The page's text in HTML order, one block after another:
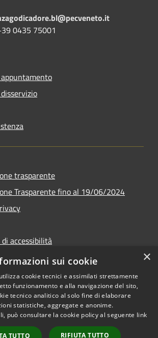
0435 75001
trasparente
Trasparente fino al 19/06/2024
accessibilità
feedback
Copyright © 2026 • Comune di
Lorenzago di Cadore • Powered
byMunicipium Accesso
×
sui cookie
cookie tecnici e assimilati strettamente
funzionamento e alla navigazione del sito,
tecnico analitico al solo fine di elaborare
statistiche, aggregate e anonime.
può consultare la cookie policy al seguente link
TUTTO RIFIUTA TUTTO